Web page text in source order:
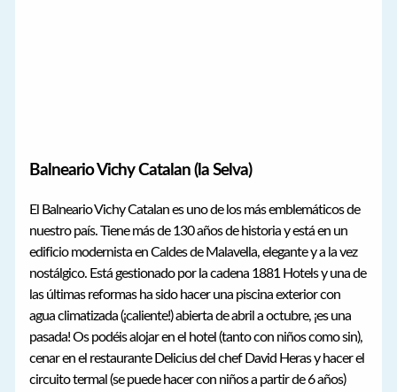
Balneario Vichy Catalan (la Selva)
El Balneario Vichy Catalan es uno de los más emblemáticos de
nuestro país. Tiene más de 130 años de historia y está en un
edificio modernista en Caldes de Malavella, elegante y a la vez
nostálgico. Está gestionado por la cadena 1881 Hotels y una de
las últimas reformas ha sido hacer una piscina exterior con
agua climatizada (¡caliente!) abierta de abril a octubre, ¡es una
pasada! Os podéis alojar en el hotel (tanto con niños como sin),
cenar en el restaurante Delicius del chef David Heras y hacer el
circuito termal (se puede hacer con niños a partir de 6 años)